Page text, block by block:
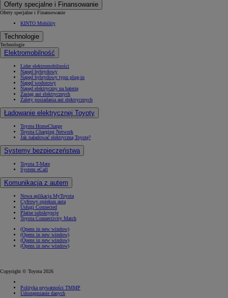
Oferty specjalne i Finansowanie
Oferty specjalne i Finansowanie
KINTO Mobility
Technologie
Technologie
Elektromobilność
Lider elektromobilności
Napęd hybrydowy
Napęd hybrydowy typu plug-in
Napęd wodorowy
Napęd elektryczny na baterię
Zasięg aut elektrycznych
Zalety posiadania aut elektrycznych
Ładowanie elektrycznej Toyoty
Toyota HomeCharge
Toyota Charging Network
Jak naładować elektryczną Toyotę?
Systemy bezpieczeństwa
Toyota T-Mate
System eCall
Komunikacja z autem
Nowa aplikacja MyToyota
Cyfrowy opiekun auta
Usługi Connected
Płatne subskrypcje
Toyota Connectivity Match
(Opens in new window)
(Opens in new window)
(Opens in new window)
(Opens in new window)
Copyright © Toyota 2026
Polityka prywatności TMMP
Udostępnianie danych